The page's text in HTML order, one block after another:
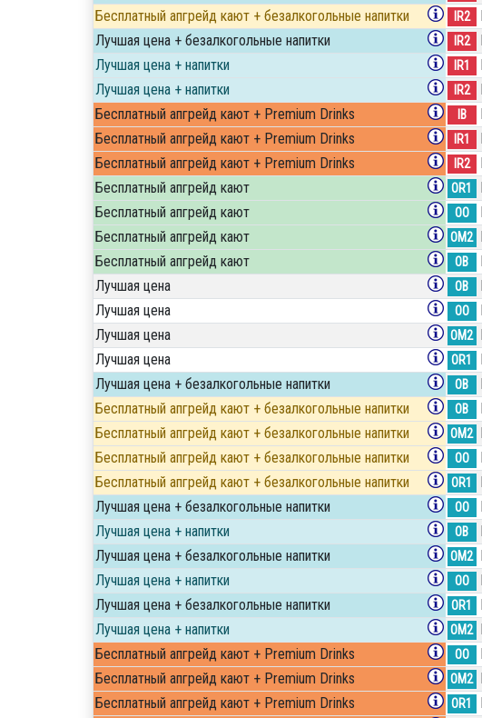
Бесплатный апгрейд кают + безалкогольные напитки IR2
Лучшая цена + безалкогольные напитки IR2
Лучшая цена + напитки IR1
Лучшая цена + напитки IR2
Бесплатный апгрейд кают + Premium Drinks IB
Бесплатный апгрейд кают + Premium Drinks IR1
Бесплатный апгрейд кают + Premium Drinks IR2
Бесплатный апгрейд кают OR1
Бесплатный апгрейд кают OO
Бесплатный апгрейд кают OM2
Бесплатный апгрейд кают OB
Лучшая цена OB
Лучшая цена OO
Лучшая цена OM2
Лучшая цена OR1
Лучшая цена + безалкогольные напитки OB
Бесплатный апгрейд кают + безалкогольные напитки OB
Бесплатный апгрейд кают + безалкогольные напитки OM2
Бесплатный апгрейд кают + безалкогольные напитки OO
Бесплатный апгрейд кают + безалкогольные напитки OR1
Лучшая цена + безалкогольные напитки OO
Лучшая цена + напитки OB
Лучшая цена + безалкогольные напитки OM2
Лучшая цена + напитки OO
Лучшая цена + безалкогольные напитки OR1
Лучшая цена + напитки OM2
Бесплатный апгрейд кают + Premium Drinks OO
Бесплатный апгрейд кают + Premium Drinks OM2
Бесплатный апгрейд кают + Premium Drinks OR1